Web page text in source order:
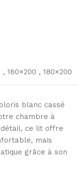
, 160×200 , 180×200
blanc cassé
chambre à
détail, ce lit offre
mais
grâce à son